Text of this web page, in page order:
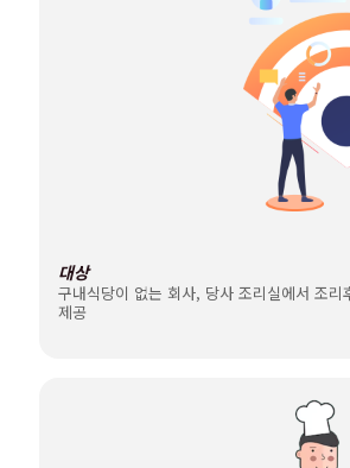
대상
구내식당이 없는 회사, 당사 조리실에서 조리
제공